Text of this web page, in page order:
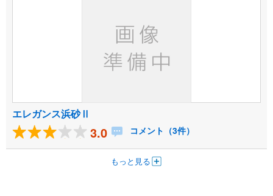
エレガンス浜砂Ⅱ
3.0 コメント（3件）
もっと見る